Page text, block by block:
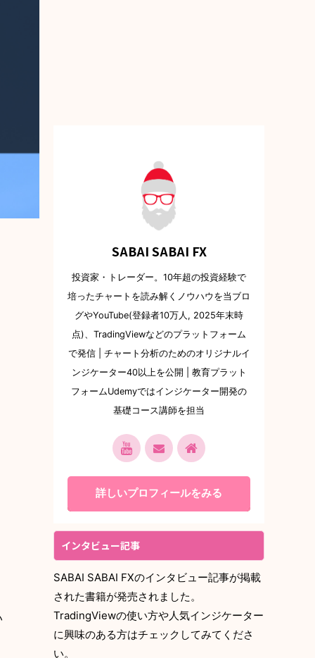
SABAI SABAI FX
投資家・トレーダー。10年超の投資経験で
培ったチャートを読み解くノウハウを当ブロ
グやYouTube(登録者10万人, 2025年末時
点)、TradingViewなどのプラットフォーム
で発信 | チャート分析のためのオリジナルイ
ンジケーター40以上を公開 | 教育プラット
フォームUdemyではインジケーター開発の
基礎コース講師を担当
詳しいプロフィールをみる
インタビュー記事
SABAI SABAI FXのインタビュー記事が掲載
された書籍が発売されました。
TradingViewの使い方や人気インジケーター
に興味のある方はチェックしてみてくださ
い。